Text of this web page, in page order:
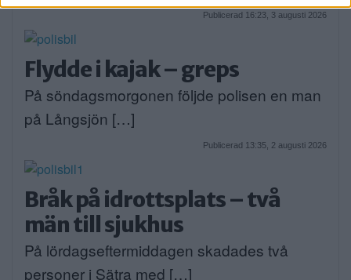
Publicerad 16:23, 3 augusti 2026
Flydde i kajak – greps
På söndagsmorgonen följde polisen en man
på Långsjön […]
Publicerad 13:35, 2 augusti 2026
Bråk på idrottsplats – två
män till sjukhus
På lördagseftermiddagen skadades två
personer i Sätra med […]